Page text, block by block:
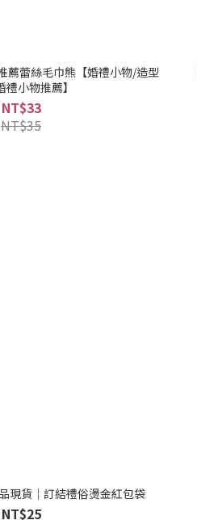
薦蕾絲毛巾熊【婚禮小物/造型
禮小物推薦】
NT$33
NT$35
現貨｜訂結禮俗燙金紅包袋
NT$25